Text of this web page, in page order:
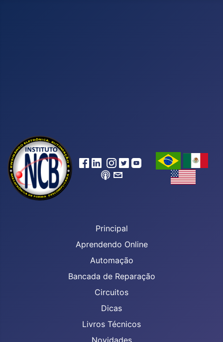
Principal
Aprendendo Online
Automação
Bancada de Reparação
Circuitos
Dicas
Livros Técnicos
Novidades